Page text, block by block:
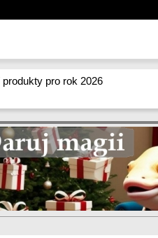
pro rok 2026